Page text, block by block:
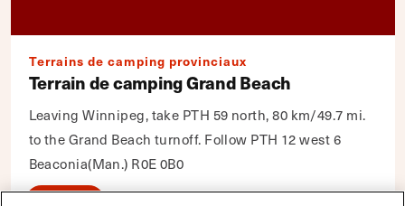
Terrains de camping provinciaux
Terrain de camping Grand Beach
Leaving Winnipeg, take PTH 59 north, 80 km/49.7 mi.
to the Grand Beach turnoff. Follow PTH 12 west 6
Beaconia(Man.) R0E 0B0